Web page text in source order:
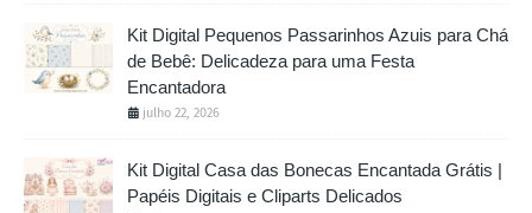
Kit Digital Pequenos Passarinhos Azuis para Chá
de Bebê: Delicadeza para uma Festa
Encantadora
julho 22, 2026
Kit Digital Casa das Bonecas Encantada Grátis |
Papéis Digitais e Cliparts Delicados